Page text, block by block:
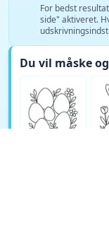
For bedst
side" aktiveret.
Du vil måske